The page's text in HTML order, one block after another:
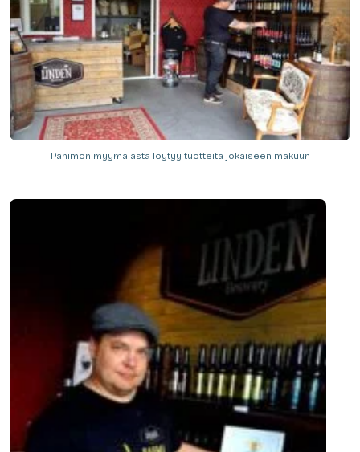
Panimon myymälästä löytyy tuotteita jokaiseen makuun